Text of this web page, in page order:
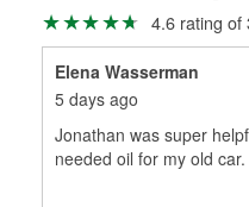
Herramientas de O'Reilly
pueden ser reutilizados,
partes de reemplazo
Rectificación de tambores
4.6 rating of
Elena Wasserman
5 days ago
Jonathan was super
needed oil for my old